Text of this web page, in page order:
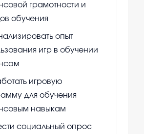
грамотности и
обучения
опыт
игр в обучении
игровую
для обучения
навыкам
социальный опрос